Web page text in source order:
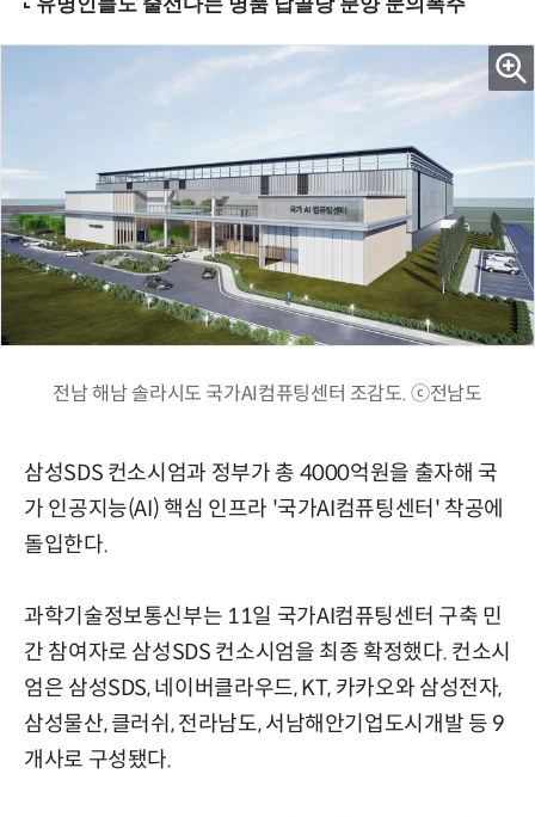
전남 해남 솔라시도 국가AI컴퓨팅센터 조감도. ⓒ전남도
삼성SDS 컨소시엄과 정부가 총 4000억원을 출자해 국
가 인공지능(AI) 핵심 인프라 '국가AI컴퓨팅센터' 착공에
돌입한다.
과학기술정보통신부는 11일 국가AI컴퓨팅센터 구축 민
간 참여자로 삼성SDS 컨소시엄을 최종 확정했다. 컨소시
엄은 삼성SDS, 네이버클라우드, KT, 카카오와 삼성전자,
삼성물산, 클러쉬, 전라남도, 서남해안기업도시개발 등 9
개사로 구성됐다.